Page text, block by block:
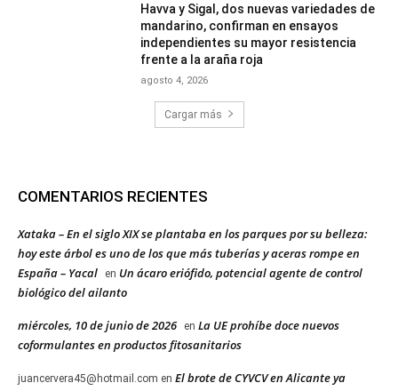
Havva y Sigal, dos nuevas variedades de
mandarino, confirman en ensayos
independientes su mayor resistencia
frente a la araña roja
agosto 4, 2026
Cargar más
COMENTARIOS RECIENTES
Xataka – En el siglo XIX se plantaba en los parques por su belleza:
hoy este árbol es uno de los que más tuberías y aceras rompe en
España – Yacal
en Un ácaro eriófido, potencial agente de control
biológico del ailanto
miércoles, 10 de junio de 2026 en La UE prohíbe doce nuevos
coformulantes en productos fitosanitarios
juancervera45@hotmail.com en El brote de CYVCV en Alicante ya